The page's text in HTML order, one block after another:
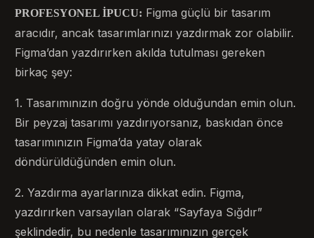
PROFESYONEL İPUCU: Figma güçlü bir tasarım
aracıdır, ancak tasarımlarınızı yazdırmak zor olabilir.
Figma’dan yazdırırken akılda tutulması gereken
birkaç şey:
1. Tasarımınızın doğru yönde olduğundan emin olun.
Bir peyzaj tasarımı yazdırıyorsanız, baskıdan önce
tasarımınızın Figma’da yatay olarak
döndürüldüğünden emin olun.
2. Yazdırma ayarlarınıza dikkat edin. Figma,
yazdırırken varsayılan olarak “Sayfaya Sığdır”
şeklindedir, bu nedenle tasarımınızın gerçek